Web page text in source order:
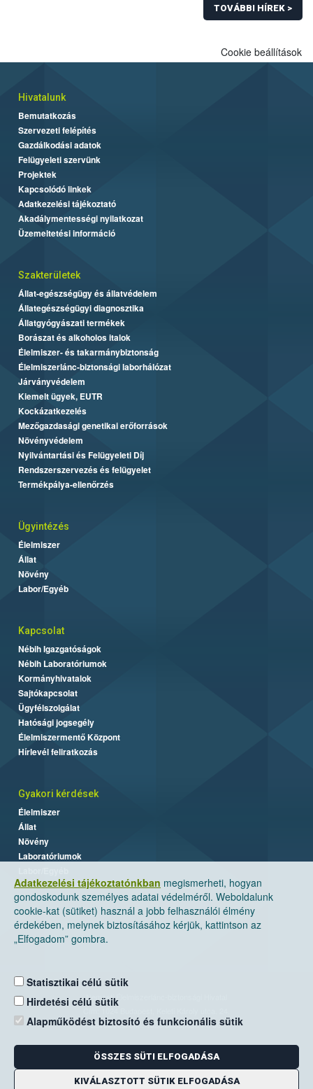
TOVÁBBI HÍREK >
Adatkezelési tájékoztatónkban megismerheti, hogyan
gondoskodunk személyes adatai védelméről. Weboldalunk
cookie-kat (sütiket) használ a jobb felhasználói élmény
érdekében, melynek biztosításához kérjük, kattintson az
„Elfogadom” gombra.
Statisztikai célú sütik
Hirdetési célú sütik
Alapműködést biztosító és funkcionális sütik
ÖSSZES SÜTI ELFOGADÁSA
KIVÁLASZTOTT SÜTIK ELFOGADÁSA
Cookie beállítások
Hivatalunk
Bemutatkozás
Szervezeti felépítés
Gazdálkodási adatok
Felügyeleti szervünk
Projektek
Kapcsolódó linkek
Adatkezelési tájékoztató
Akadálymentességi nyilatkozat
Üzemeltetési információ
Szakterületek
Állat-egészségügy és állatvédelem
Állategészségügyi diagnosztika
Állatgyógyászati termékek
Borászat és alkoholos italok
Élelmiszer- és takarmánybiztonság
Élelmiszerlánc-biztonsági laborhálózat
Járványvédelem
Kiemelt ügyek, EUTR
Kockázatkezelés
Mezőgazdasági genetikai erőforrások
Növényvédelem
Nyilvántartási és Felügyeleti Díj
Rendszerszervezés és felügyelet
Termékpálya-ellenőrzés
Ügyintézés
Élelmiszer
Állat
Növény
Labor/Egyéb
Kapcsolat
Nébih Igazgatóságok
Nébih Laboratóriumok
Kormányhivatalok
Sajtókapcsolat
Ügyfélszolgálat
Hatósági jogsegély
Élelmiszermentő Központ
Hírlevél feliratkozás
Gyakori kérdések
Élelmiszer
Állat
Növény
Laboratóriumok
Nemzeti Élelmiszerlánc-biztonsági Hivatal
Levelezési cím: 1525 Budapest. Pf. 30.
E-mail:ugyfelszolgalat@nebih.gov.hu
Zöld szám: 06-80/263-244